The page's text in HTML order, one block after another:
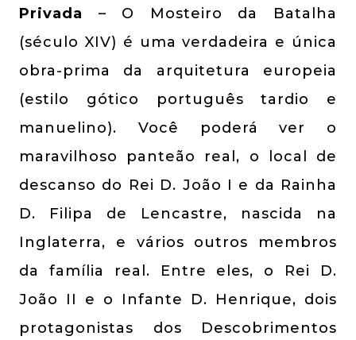
Privada – O Mosteiro da Batalha
(século XIV) é uma verdadeira e única
obra-prima da arquitetura europeia
(estilo gótico português tardio e
manuelino). Você poderá ver o
maravilhoso panteão real, o local de
descanso do Rei D. João I e da Rainha
D. Filipa de Lencastre, nascida na
Inglaterra, e vários outros membros
da família real. Entre eles, o Rei D.
João II e o Infante D. Henrique, dois
protagonistas dos Descobrimentos